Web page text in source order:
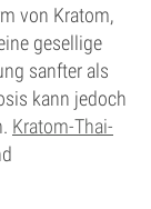
von Kratom,
gesellige
sanfter als
kann jedoch
Kratom-Thai-